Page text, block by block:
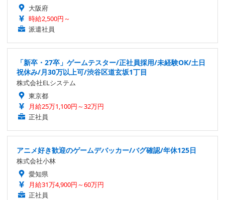
大阪府
時給2,500円～
派遣社員
「新卒・27卒」ゲームテスター/正社員採用/未経験OK/土日
祝休み/月30万以上可/渋谷区道玄坂1丁目
株式会社ELシステム
東京都
月給25万1,100円～32万円
正社員
アニメ好き歓迎のゲームデバッカー/バグ確認/年休125日
株式会社小林
愛知県
月給31万4,900円～60万円
正社員